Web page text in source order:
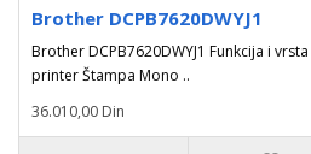
Brother DCPB7620DWYJ1
Brother DCPB7620DWYJ1 Funkcija i
printer Štampa Mono ..
36.010,00 Din